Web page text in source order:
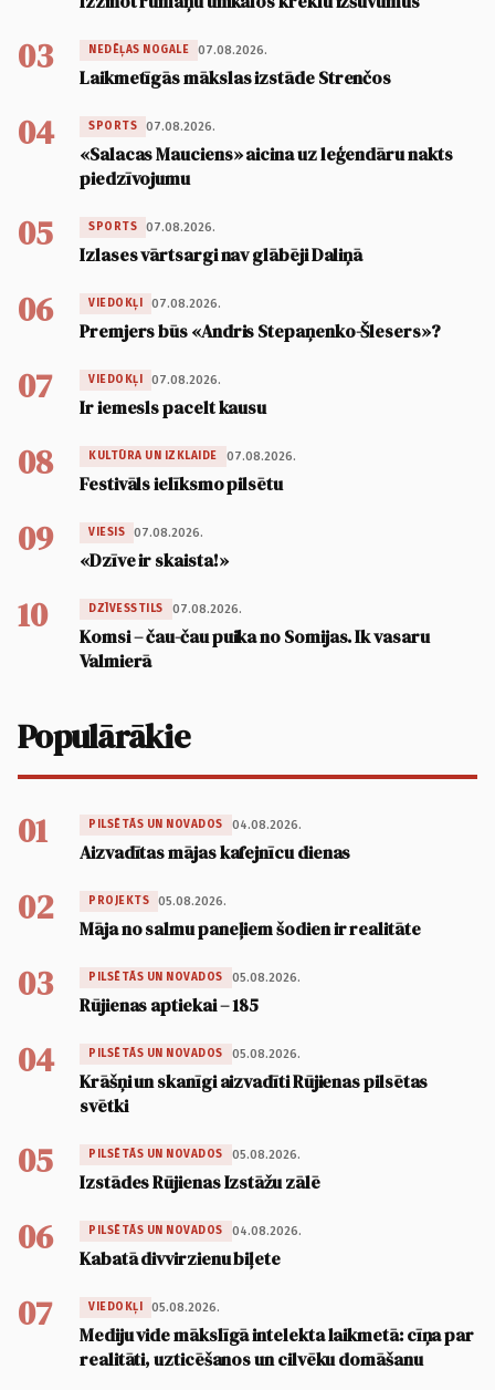
03 NEDĒĻAS NOGALE 07.08.2026.
Laikmetīgās mākslas izstāde Strenčos
04 SPORTS 07.08.2026.
«Salacas Mauciens» aicina uz leģendāru nakts
piedzīvojumu
05 SPORTS 07.08.2026.
Izlases vārtsargi nav glābēji Daliņā
06 VIEDOKĻI 07.08.2026.
Premjers būs «Andris Stepaņenko-Šlesers»?
07 VIEDOKĻI 07.08.2026.
Ir iemesls pacelt kausu
08 KULTŪRA UN IZKLAIDE 07.08.2026.
Festivāls ielīksmo pilsētu
09 VIESIS 07.08.2026.
«Dzīve ir skaista!»
10 DZĪVESSTILS 07.08.2026.
Komsi – čau-čau puika no Somijas. Ik vasaru
Valmierā
Populārākie
01 PILSĒTĀS UN NOVADOS 04.08.2026.
Aizvadītas mājas kafejnīcu dienas
02 PROJEKTS 05.08.2026.
Māja no salmu paneļiem šodien ir realitāte
03 PILSĒTĀS UN NOVADOS 05.08.2026.
Rūjienas aptiekai – 185
04 PILSĒTĀS UN NOVADOS 05.08.2026.
Krāšņi un skanīgi aizvadīti Rūjienas pilsētas
svētki
05 PILSĒTĀS UN NOVADOS 05.08.2026.
Izstādes Rūjienas Izstāžu zālē
06 PILSĒTĀS UN NOVADOS 04.08.2026.
Kabatā divvirzienu biļete
07 VIEDOKĻI 05.08.2026.
Mediju vide mākslīgā intelekta laikmetā: cīņa par
realitāti, uzticēšanos un cilvēku domāšanu